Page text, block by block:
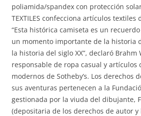
poliamida/spandex con protección
TEXTILES confecciona artículos textiles
“Esta histórica camiseta es un
un momento importante de la historia
la historia del siglo XX”, declaró Brahm
responsable de ropa casual y artículos
modernos de Sotheby’s. Los derechos
sus aventuras pertenecen a la
gestionada por la viuda del dibujante,
(depositaria de los derechos de autor